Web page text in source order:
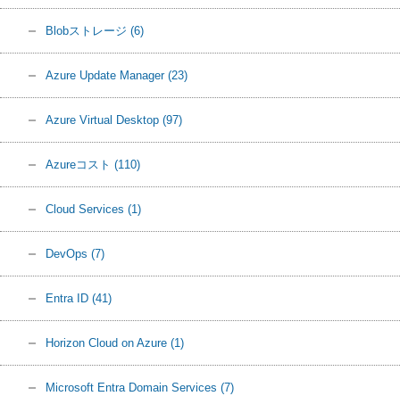
Blobストレージ (6)
Azure Update Manager (23)
Azure Virtual Desktop (97)
Azureコスト (110)
Cloud Services (1)
DevOps (7)
Entra ID (41)
Horizon Cloud on Azure (1)
Microsoft Entra Domain Services (7)